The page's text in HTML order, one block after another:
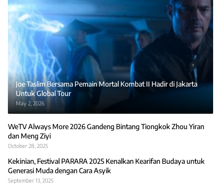
Joe Taslim Bersama Pemain Mortal Kombat II Hadir di Jakarta
Untuk Global Tour
May 2, 2026
WeTV Always More 2026 Gandeng Bintang Tiongkok Zhou Yiran
dan Meng Ziyi
October 28, 2025
Kekinian, Festival PARARA 2025 Kenalkan Kearifan Budaya untuk
Generasi Muda dengan Cara Asyik
September 13, 2025